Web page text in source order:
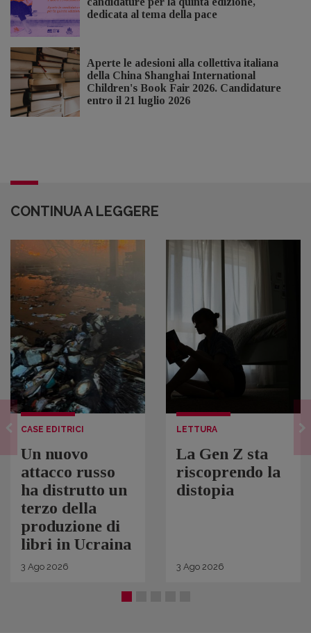
dedicata al tema della pace
Aperte le adesioni alla collettiva italiana
della China Shanghai International
Children's Book Fair 2026. Candidature
entro il 21 luglio 2026
CONTINUA A LEGGERE
CASE EDITRICI
Un nuovo
attacco russo
ha distrutto un
terzo della
produzione di
libri in Ucraina
3 Ago 2026
LETTURA
La Gen Z sta
riscoprendo la
distopia
3 Ago 2026